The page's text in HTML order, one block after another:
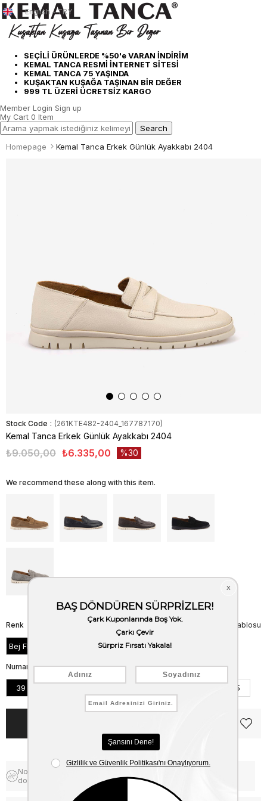
SEÇİLİ ÜRÜNLERDE %50'e VARAN İNDİRİM
KEMAL TANCA RESMİ İNTERNET SİTESİ
KEMAL TANCA 75 YAŞINDA
KUŞAKTAN KUŞAĞA TAŞINAN BİR DEĞER
999 TL ÜZERİ ÜCRETSİZ KARGO
English - TRY
Member Login Sign up
My Cart 0 Item
Homepage Kemal Tanca Erkek Günlük Ayakkabı 2404
Stock Code (261KTE482-2404_167787170)
Kemal Tanca Erkek Günlük Ayakkabı 2404
₺9.050,00 ₺6.335,00 30
We recommend these along with this item.
Beden Tablosu
Renk
Bej Floter
Numara
39 45
Notify me when the price goes
down